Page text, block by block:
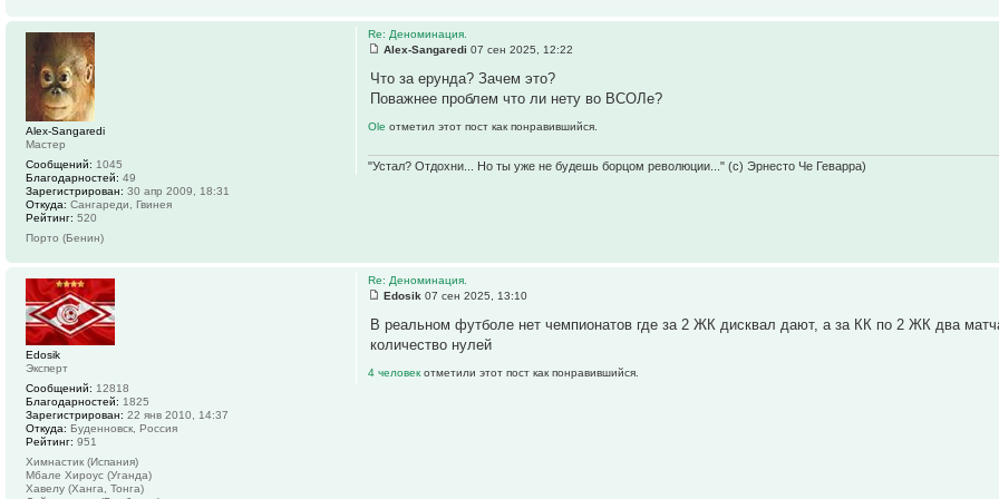
Re: Деноминация.
Alex-Sangaredi 07 сен 2025, 12:22
Что за ерунда? Зачем это?
Поважнее проблем что ли нету во ВСОЛе?
Oleотметил этот пост как понравившийся.
"Устал? Отдохни... Но ты уже не будешь борцом революции..." (с) Эрнесто Че Геварра)
Alex-Sangaredi
Мастер
Сообщений: 1045
Благодарностей: 49
Зарегистрирован: 30 апр 2009, 18:31
Откуда: Сангареди, Гвинея
Рейтинг: 520
Порто (Бенин)
Re: Деноминация.
Edosik 07 сен 2025, 13:10
В реальном футболе нет чемпионатов где за 2 ЖК дисквал дают, а за КК по 2 ЖК два
количество нулей
4 человекотметили этот пост как понравившийся.
Edosik
Эксперт
Сообщений: 12818
Благодарностей: 1825
Зарегистрирован: 22 янв 2010, 14:37
Откуда: Буденновск, Россия
Рейтинг: 951
Химнастик (Испания)
Мбале Хироус (Уганда)
Хавелу (Ханга, Тонга)